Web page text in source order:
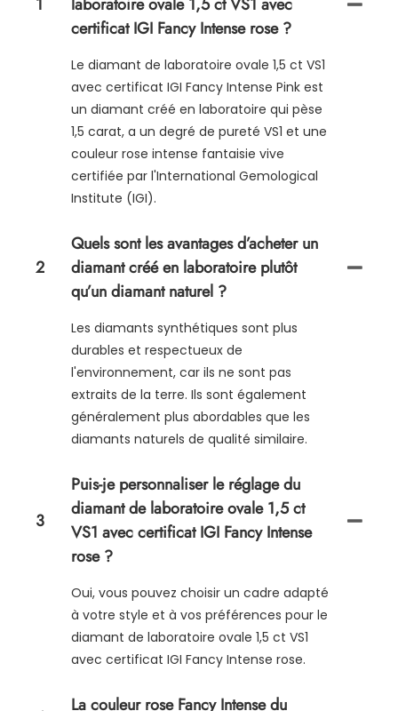
1
laboratoire ovale 1,5 ct VS1 avec
certificat IGI Fancy Intense rose ?
Le diamant de laboratoire ovale 1,5 ct VS1
avec certificat IGI Fancy Intense Pink est
un diamant créé en laboratoire qui pèse
1,5 carat, a un degré de pureté VS1 et une
couleur rose intense fantaisie vive
certifiée par l'International Gemological
Institute (IGI).
2
Quels sont les avantages d’acheter un
diamant créé en laboratoire plutôt
qu’un diamant naturel ?
Les diamants synthétiques sont plus
durables et respectueux de
l'environnement, car ils ne sont pas
extraits de la terre. Ils sont également
généralement plus abordables que les
diamants naturels de qualité similaire.
3
Puis-je personnaliser le réglage du
diamant de laboratoire ovale 1,5 ct
VS1 avec certificat IGI Fancy Intense
rose ?
Oui, vous pouvez choisir un cadre adapté
à votre style et à vos préférences pour le
diamant de laboratoire ovale 1,5 ct VS1
avec certificat IGI Fancy Intense rose.
La couleur rose Fancy Intense du